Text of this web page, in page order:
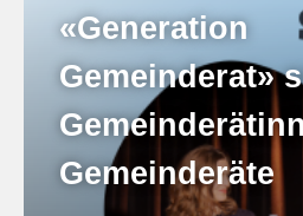
«Generation
Gemeinderat»
Gemeinderäte